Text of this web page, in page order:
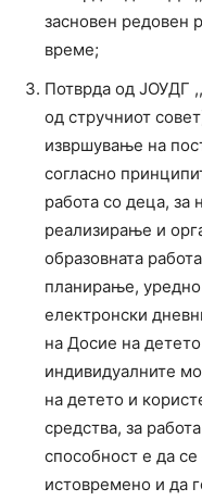
засновен редовен
време;
Потврда од ЈОУДГ
од стручниот
извршување на
согласно
работа со деца,
реализирање и
образовната
планирање,
електронски
на Досие на
индивидуалните
на детето и
средства, за
способност е да
истовремено и да